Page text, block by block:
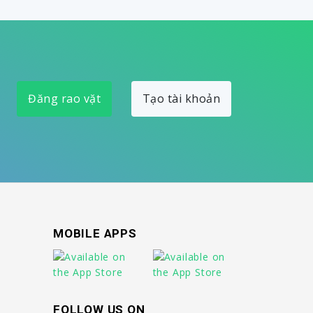
Đăng rao vặt Tạo tài khoản
MOBILE APPS
FOLLOW US ON